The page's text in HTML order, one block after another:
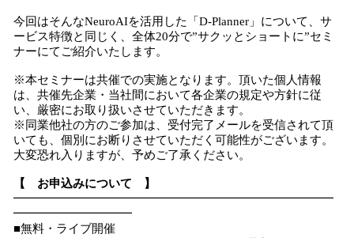
今回はそんなNeuroAIを活用した「D-Planner」について、サ
ービス特徴と同じく、全体20分で”サクッとショートに”セミ
ナーにてご紹介いたします。
※本セミナーは共催での実施となります。頂いた個人情報
は、共催先企業・当社間において各企業の規定や方針に従
い、厳密にお取り扱いさせていただきます。
※同業他社の方のご参加は、受付完了メールを受信されて頂
いても、個別にお断りさせていただく可能性がございます。
大変恐れ入りますが、予めご了承ください。
【 お申込みについて 】
━━━━━━━━━━━━━━━━━━━━━━━━━━━
━━━━━━━━━━
■無料・ライブ開催